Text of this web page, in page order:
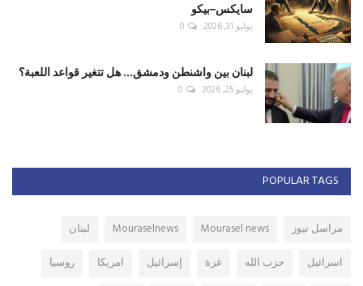
سايكس–بيكو
يوليو 31, 2026 0
لبنان بين واشنطن ودمشق... هل تتغير قواعد اللعبة؟
يوليو 25, 2026 0
POPULAR TAGS
مراسل نيوز Mourasel news
Mouraselnews
لبنان
اسرائيل
حزب الله غزة إسرائيل امريكا
روسيا